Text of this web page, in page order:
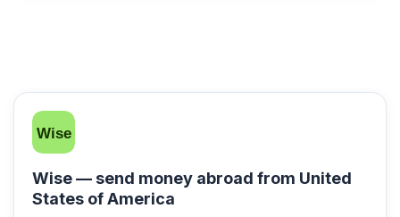
Wise — send money abroad from United
States of America